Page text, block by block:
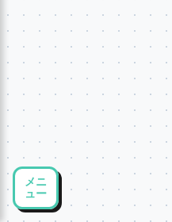
メニ
ュー